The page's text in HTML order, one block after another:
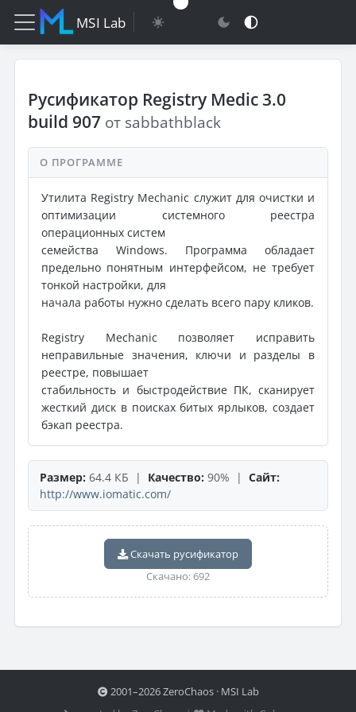
MSI Lab
Русификатор Registry Medic 3.0
build 907 от sabbathblack
О ПРОГРАММЕ
Утилита Registry Mechanic служит для очистки и
оптимизации системного реестра
операционных систем
семейства Windows. Программа обладает
предельно понятным интерфейсом, не требует
тонкой настройки, для
начала работы нужно сделать всего пару кликов.
Registry Mechanic позволяет исправить
неправильные значения, ключи и разделы в
реестре, повышает
стабильность и быстродействие ПК, сканирует
жесткий диск в поисках битых ярлыков, создает
бэкап реестра.
Размер: 64.4 КБ | Качество: 90% | Сайт:
http://www.iomatic.com/
Скачать русификатор
Скачано: 692
2001–2026 ZeroChaos · MSI Lab